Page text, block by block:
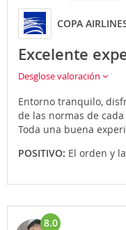
COPA
Excelente
Desglose valoración
Entorno tranquilo,
de las normas de cada
Toda una buena
POSITIVO: El orden y
8.0